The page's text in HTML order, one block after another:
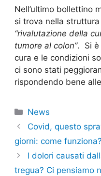
Nell’ultimo bollettino
si trova nella
“rivalutazione della
tumore al colon”. Si è
cura e le condizioni
ci sono stati
rispondendo bene
Categorie
News
Covid, questo
giorni: come funziona?
I dolori causati
tregua? Ci pensiamo